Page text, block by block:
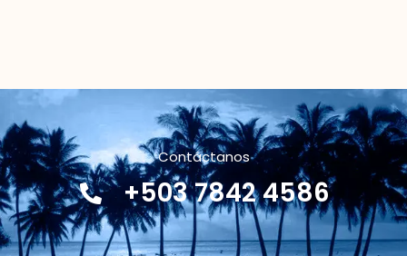
Contáctanos
+503 7842 4586